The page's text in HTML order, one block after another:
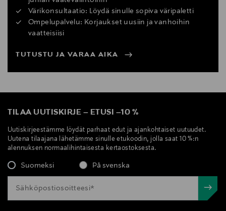
Värikonsultaatio: Löydä sinulle sopiva väripaletti
Ompelupalvelu: Korjaukset uusiin ja vanhoihin
vaatteisiisi
TUTUSTU JA VARAA AIKA
TILAA UUTISKIRJE – ETUSI –10 %
Uutiskirjeestämme löydät parhaat edut ja ajankohtaiset uutuudet.
Uutena tilaajana lähetämme sinulle etukoodin, jolla saat 10 %:n
alennuksen normaalihintaisesta kertaostoksesta.
Suomeksi På svenska